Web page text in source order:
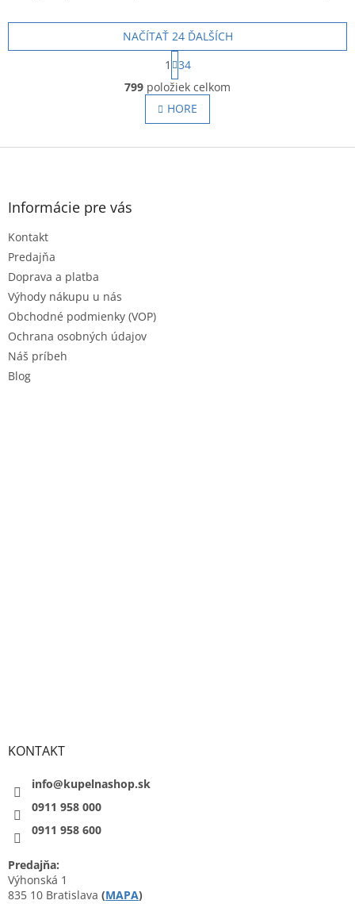
umývadlo.
komfort a poriadok.
O
v
l
á
a
NAČÍTAŤ 24 ĎALŠÍCH
S
t
r
á
n
k
v
1
34
799 položiek celkom
HORE
Z
Informácie pre vás
Kontakt
Predajňa
Doprava a platba
Výhody nákupu u nás
Obchodné podmienky (VOP)
Ochrana osobných údajov
Náš príbeh
Blog
KONTAKT
info@kupelnashop.sk
0911 958 000
0911 958 600
Predajňa:
Výhonská 1
835 10 Bratislava (MAPA)